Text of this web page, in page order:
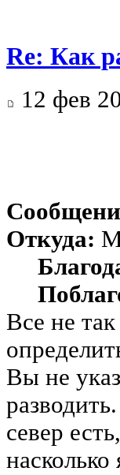
Re: Как
12 фев
Откуда:
Все не
Вы не
север